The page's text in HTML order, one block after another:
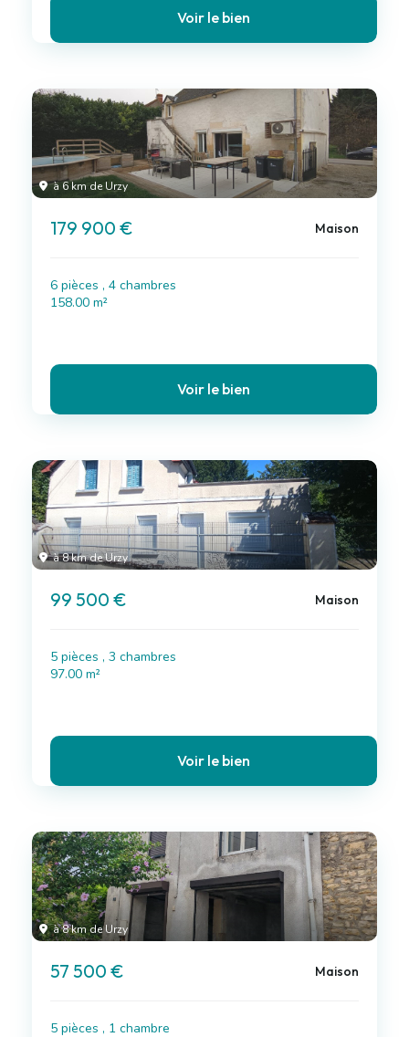
Voir le bien
à 6 km de Urzy
179 900 € Maison
6 pièces , 4 chambres
158.00 m²
Voir le bien
à 8 km de Urzy
99 500 € Maison
5 pièces , 3 chambres
97.00 m²
Voir le bien
à 8 km de Urzy
57 500 € Maison
5 pièces , 1 chambre